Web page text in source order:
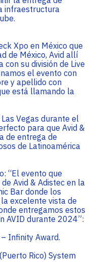
infraestructura
Xpo en México que
de México, Avid allí
su división de Live
el evento con
y apellido con
está llamando la
Vegas durante el
para que Avid &
de entrega de
de Latinoamérica
“El evento que
Avid & Adistec en la
Bar donde los
excelente vista de
entregamos estos
AVID durante 2024”:
Infinity Award.
Rico) System